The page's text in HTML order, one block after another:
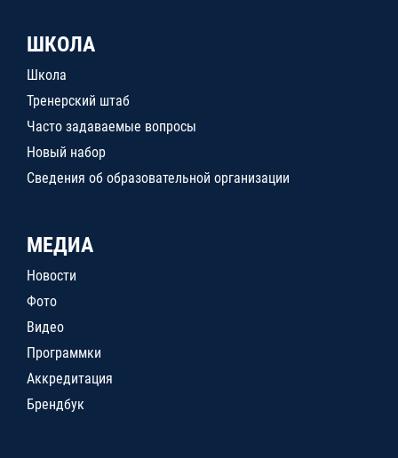
ШКОЛА
Школа
Тренерский штаб
Часто задаваемые вопросы
Новый набор
Сведения об образовательной организации
МЕДИА
Новости
Фото
Видео
Программки
Аккредитация
Брендбук